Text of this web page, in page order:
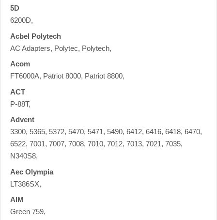
5D
6200D,
Acbel Polytech
AC Adapters, Polytec, Polytech,
Acom
FT6000A, Patriot 8000, Patriot 8800,
ACT
P-88T,
Advent
3300, 5365, 5372, 5470, 5471, 5490, 6412, 6416, 6418, 6470,
6522, 7001, 7007, 7008, 7010, 7012, 7013, 7021, 7035,
N340S8,
Aec Olympia
LT386SX,
AIM
Green 759,